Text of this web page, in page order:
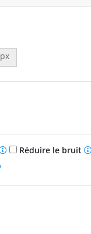
px
Réduire le bruit